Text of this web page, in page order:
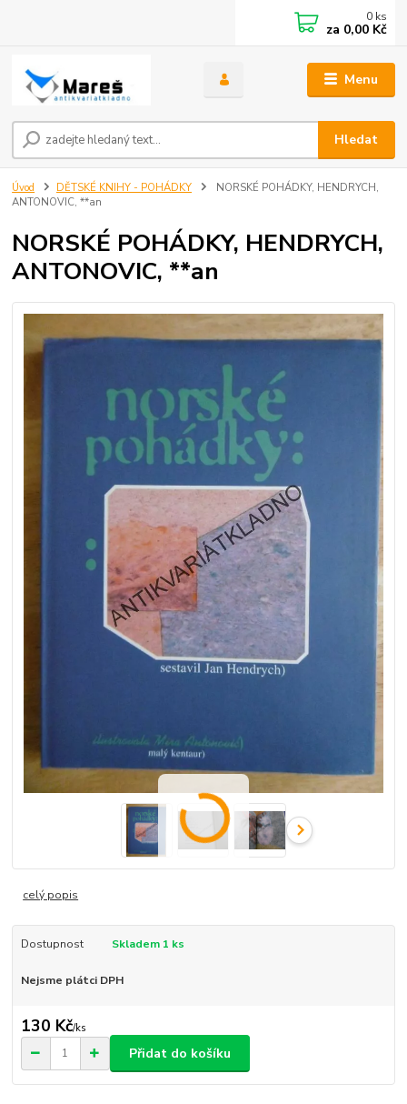
Menu
Hledat
0 ks
za 0,00 Kč
Úvod DĚTSKÉ KNIHY - POHÁDKY
NORSKÉ POHÁDKY, HENDRYCH,
ANTONOVIC, **an
NORSKÉ POHÁDKY, HENDRYCH,
ANTONOVIC, **an
celý popis
Dostupnost Skladem 1 ks
Nejsme plátci DPH
130 Kč/ks
Přidat do košíku